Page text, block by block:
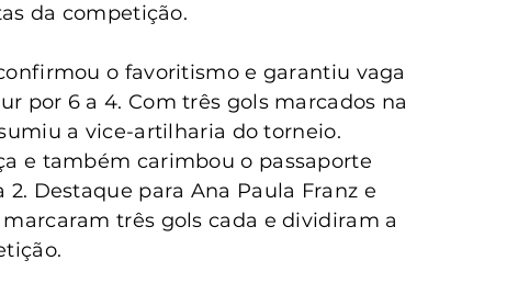
da competição.
o favoritismo e garantiu vaga
por 6 a 4. Com três gols marcados na
a vice-artilharia do torneio.
e também carimbou o passaporte
Destaque para Ana Paula Franz e
três gols cada e dividiram a